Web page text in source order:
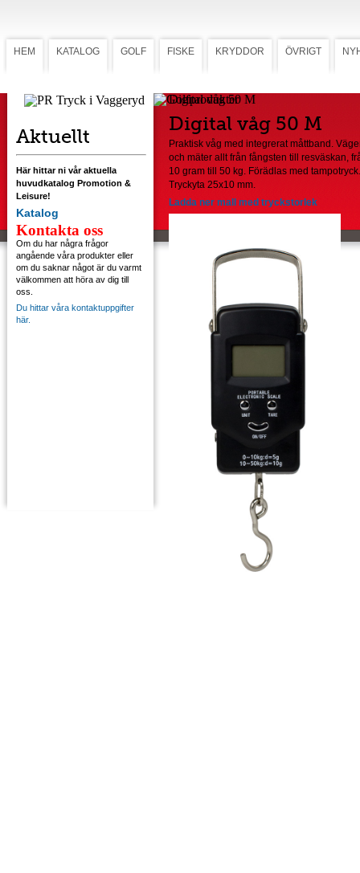
HEM KATALOG GOLF FISKE KRYDDOR ÖVRIGT
Aktuellt
Här hittar ni vår aktuella
huvudkatalog Promotion &
Leisure!
Katalog
Kontakta oss
Om du har några frågor
angående våra produkter eller
om du saknar något är du varmt
välkommen att höra av dig till
oss.
Du hittar våra kontaktuppgifter
här.
Digital våg 50 M
Digital våg 50 M
Praktisk våg med integrerat måttband.
och mäter allt från fångsten till resväskan,
10 gram till 50 kg. Förädlas med tampotryck.
Tryckyta 25x10 mm.
Ladda ner mall med tryckstorlek